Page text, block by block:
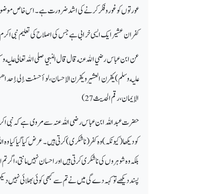
عورتوں کو غور و فکر کرنے کی اشد ضرورت ہے ۔ اس خاص
کفران عشیر ایک ایسی خرابی ہے جس کی اصلاح کی تعلیم نبی
عن ابن عباس رضي الله عنه قال قال النبي صلى الله تعالى عليه
عليه وسلم) يكفرن العشير ويكفرن الإحسان، لو أحسنت إلى
الإيمان، رقم الحديث 27)
حضرت عبد اللہ ابن عباس رضی اللہ عنہ سے مروی ہے کہ نبی اکرم
کو دیکھا (کیونکہ) وہ کفر (ناشکری) کرتی ہیں ۔عرض کیا گیا کیا وہ
بلکہ وہ شوہروں کی ناشکری کرتی ہیں اور احسان نہیں مانتی ،
پسند دیکھے تو کہہ دے گی میں نے تم سے کبھی کوئی بھلائی نہیں